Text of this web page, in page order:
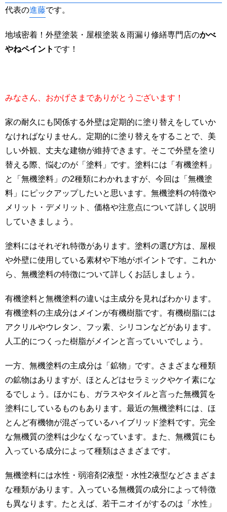
代表の進藤です。
地域密着！外壁塗装・屋根塗装＆雨漏り修繕専門店のかべ
やねペイント です！
みなさん、おかげさまでありがとうございます！
家の耐久にも関係する外壁は定期的に塗り替えをしていか
なければなりません。定期的に塗り替えをすることで、美
しい外観、丈夫な建物が維持できます。そこで外壁を塗り
替える際、悩むのが「塗料」です。塗料には「有機塗料」
と「無機塗料」の2種類にわかれますが、今回は「無機塗
料」にピックアップしたいと思います。無機塗料の特徴や
メリット・デメリット、価格や注意点について詳しく説明
していきましょう。
塗料にはそれぞれ特徴があります。塗料の選び方は、屋根
や外壁に使用している素材や下地がポイントです。これか
ら、無機塗料の特徴について詳しくお話しましょう。
有機塗料と無機塗料の違いは主成分を見ればわかります。
有機塗料の主成分はメインが有機樹脂です。有機樹脂には
アクリルやウレタン、フッ素、シリコンなどがあります。
人工的につくった樹脂がメインと言っていいでしょう。
一方、無機塗料の主成分は「鉱物」です。さまざまな種類
の鉱物はありますが、ほとんどはセラミックやケイ素にな
るでしょう。ほかにも、ガラスやタイルと言った無機質を
塗料にしているものもあります。最近の無機塗料には、ほ
とんど有機物が混ざっているハイブリッド塗料です。完全
な無機質の塗料は少なくなっています。また、無機質にも
入っている成分によって種類はさまざまです。
無機塗料には水性・弱溶剤2液型・水性2液型などさまざま
な種類があります。入っている無機質の成分によって特徴
も異なります。たとえば、若干ニオイがするのは「水性」